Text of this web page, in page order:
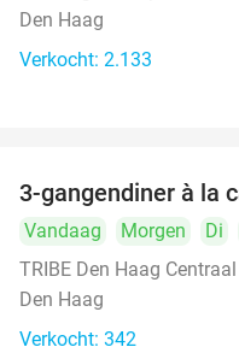
Den Haag
Verkocht: 2.133
3-gangendiner à la
Vandaag Morgen Di
TRIBE Den Haag Centraal
Den Haag
Verkocht: 342